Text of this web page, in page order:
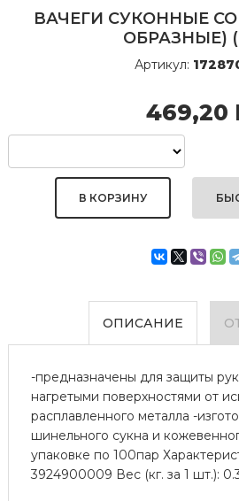
ВАЧЕГИ СУКОННЫЕ
ОБРАЗНЫЕ)
Артикул:
469,20
ОПИСАНИЕ
-предназначены для защиты
нагретыми поверхностями от
расплавленного металла -
шинельного сукна и
упаковке по 100пар
3924900009 Вес (кг. за 1 шт.):